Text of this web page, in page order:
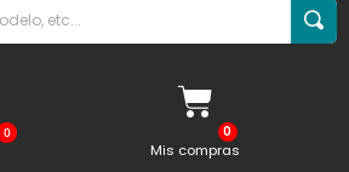
0
Mis compras